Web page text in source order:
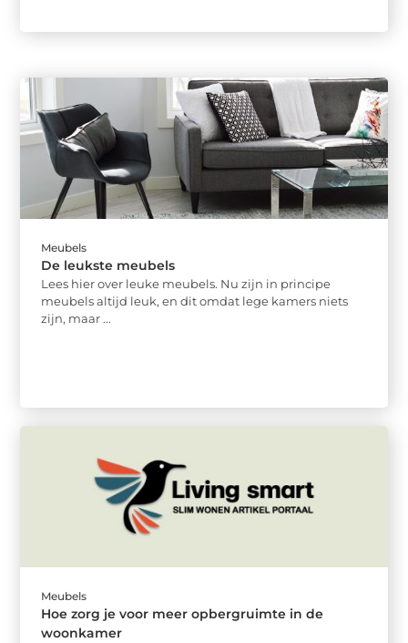
Meubels
De leukste meubels
Lees hier over leuke meubels. Nu zijn in principe
meubels altijd leuk, en dit omdat lege kamers niets
zijn, maar ...
Meubels
Hoe zorg je voor meer opbergruimte in de
woonkamer